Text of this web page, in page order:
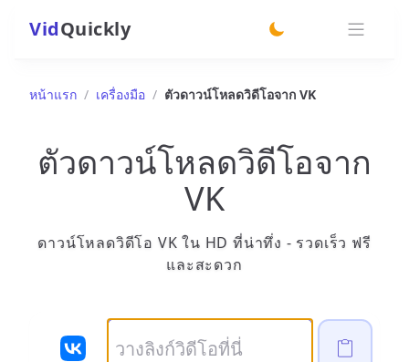
VidQuickly
หน้าแรก / เครื่องมือ / ตัวดาวน์โหลดวิดีโอจาก VK
ตัวดาวน์โหลดวิดีโอจาก
VK
ดาวน์โหลดวิดีโอ VK ใน HD ที่น่าทึ่ง - รวดเร็ว ฟรี
และสะดวก